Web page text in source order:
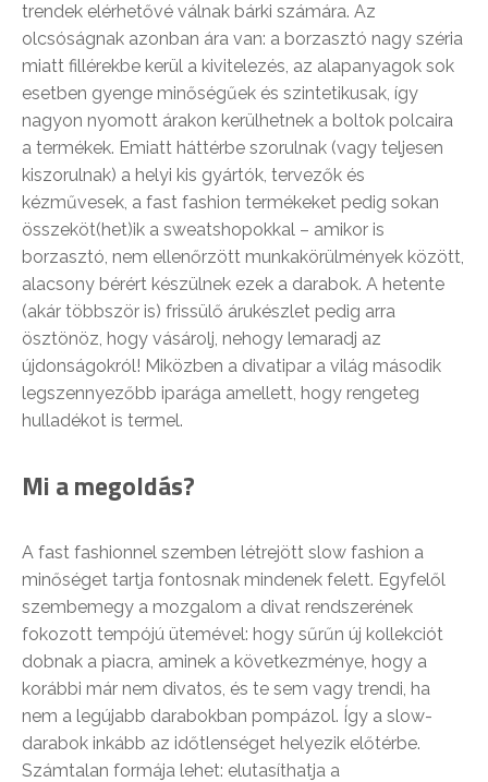
trendek elérhetővé válnak bárki számára. Az
olcsóságnak azonban ára van: a borzasztó nagy széria
miatt fillérekbe kerül a kivitelezés, az alapanyagok sok
esetben gyenge minőségűek és szintetikusak, így
nagyon nyomott árakon kerülhetnek a boltok polcaira
a termékek. Emiatt háttérbe szorulnak (vagy teljesen
kiszorulnak) a helyi kis gyártók, tervezők és
kézművesek, a fast fashion termékeket pedig sokan
összeköt(het)ik a sweatshopokkal – amikor is
borzasztó, nem ellenőrzött munkakörülmények között,
alacsony bérért készülnek ezek a darabok. A hetente
(akár többször is) frissülő árukészlet pedig arra
ösztönöz, hogy vásárolj, nehogy lemaradj az
újdonságokról! Miközben a divatipar a világ második
legszennyezőbb iparága amellett, hogy rengeteg
hulladékot is termel.
Mi a megoldás?
A fast fashionnel szemben létrejött slow fashion a
minőséget tartja fontosnak mindenek felett. Egyfelől
szembemegy a mozgalom a divat rendszerének
fokozott tempójú ütemével: hogy sűrűn új kollekciót
dobnak a piacra, aminek a következménye, hogy a
korábbi már nem divatos, és te sem vagy trendi, ha
nem a legújabb darabokban pompázol. Így a slow-
darabok inkább az időtlenséget helyezik előtérbe.
Számtalan formája lehet: elutasíthatja a